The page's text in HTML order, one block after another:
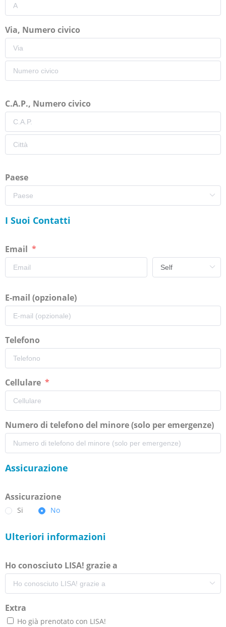
Via, Numero civico
C.A.P., Numero civico
Paese
I Suoi Contatti
Email
E-mail (opzionale)
Telefono
Cellulare
Numero di telefono del minore (solo per emergenze)
Assicurazione
Assicurazione
Si No
Ulteriori informazioni
Ho conosciuto LISA! grazie a
Extra
Ho già prenotato con LISA!